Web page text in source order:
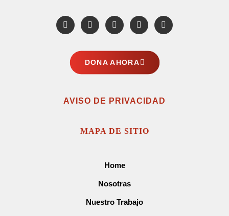
DONA AHORA
AVISO DE PRIVACIDAD
MAPA DE SITIO
Home
Nosotras
Nuestro Trabajo